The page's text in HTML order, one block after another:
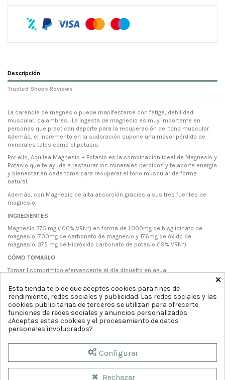
Descripción
Trusted Shops Reviews
La carencia de magnesio puede manifestarse con fatiga, debilidad
muscular, calambres... La ingesta de magnesio es muy importante en
personas que practican deporte para la recuperación del tono muscular.
Además, el incremento en la sudoración supone una mayor pérdida de
minerales tales como el potasio.
Por ello, Aquilea Magnesio + Potasio es la combinación ideal de Magnesio y
Potasio que te ayuda a restaurar los minerales perdidos y te aporta energía
y bienestar en cada toma para recuperar el tono muscular de forma
natural.
Además, con Magnesio de alta absorción gracias a sus tres fuentes de
magnesio.
INGREDIENTES
Magnesio 375 mg (100% VRN*) en forma de 1.000mg de bisglicinato de
magnesio, 700mg de carbonato de magnesio y 176mg de óxido de
magnesio. 375 mg de Hidróxido carbonato de potasio (19% VRN*).
CÓMO TOMARLO
Tomar 1 comprimido efervescente al día disuelto en agua.
×
Esta tienda te pide que aceptes cookies para fines de
rendimiento, redes sociales y publicidad. Las redes sociales y las
cookies publicitarias de terceros se utilizan para ofrecerte
funciones de redes sociales y anuncios personalizados.
¿Aceptas estas cookies y el procesamiento de datos
personales involucrados?
Configurar
Rechazar